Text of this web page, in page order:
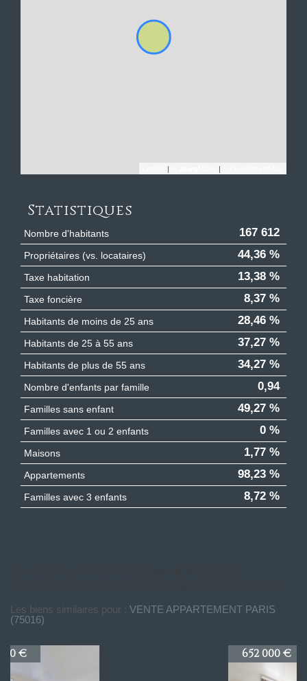
| |
Statistiques
Nombre d'habitants 167 612
Propriétaires (vs. locataires) 44,36 %
Taxe habitation 13,38 %
Taxe foncière 8,37 %
Habitants de moins de 25 ans 28,46 %
Habitants de 25 à 55 ans 37,27 %
Habitants de plus de 55 ans 34,27 %
Nombre d'enfants par famille 0,94
Familles sans enfant 49,27 %
Familles avec 1 ou 2 enfants 0 %
Maisons 1,77 %
Appartements 98,23 %
Familles avec 3 enfants 8,72 %
Les biens similaires pour : VENTE APPARTEMENT PARIS
(75016)